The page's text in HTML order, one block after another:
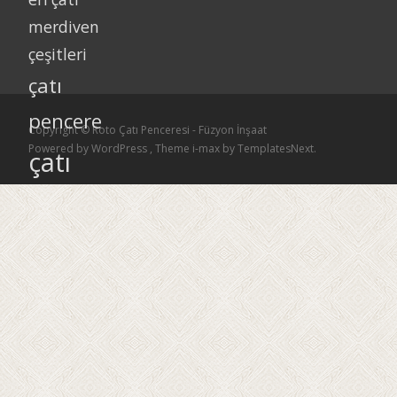
merdiven
çeşitleri
çatı
pencere
çatı
pence
resi
çatı
pence
Copyright © Roto Çatı Penceresi - Füzyon İnşaat
Powered by WordPress , Theme i-max by TemplatesNext.